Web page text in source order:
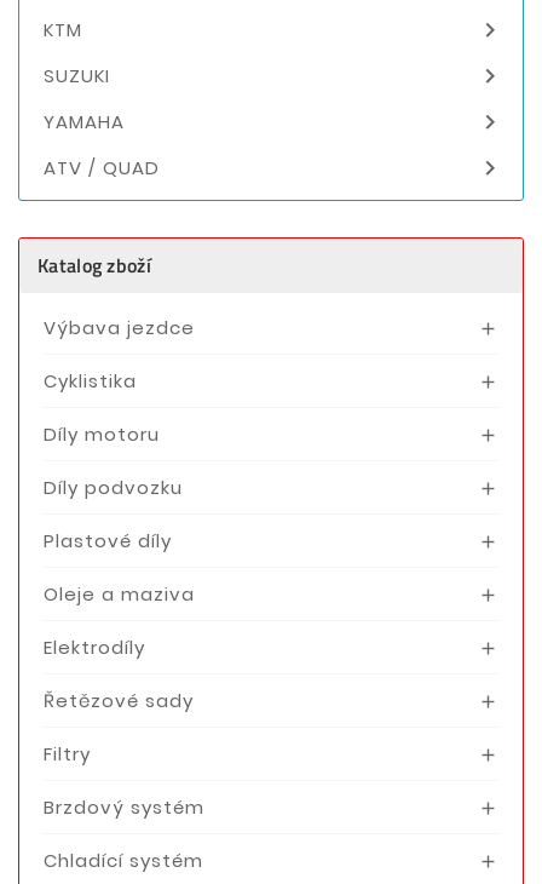
KTM 
SUZUKI 
YAMAHA 
ATV / QUAD 
Katalog zboží
Výbava jezdce 
Cyklistika 
Díly motoru 
Díly podvozku 
Plastové díly 
Oleje a maziva 
Elektrodíly 
Řetězové sady 
Filtry 
Brzdový systém 
Chladící systém 